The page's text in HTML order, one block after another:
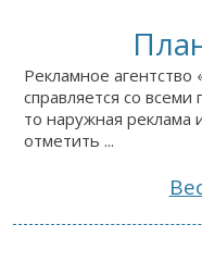
Рекламное
справляется со
то наружная реклама
отметить ...